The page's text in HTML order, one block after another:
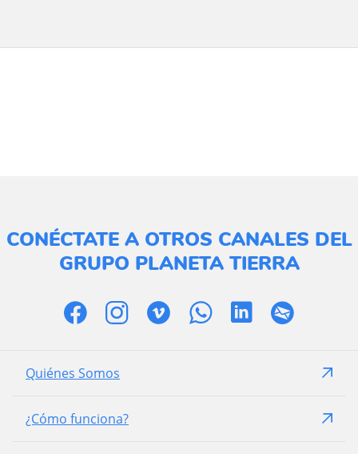
CONÉCTATE A OTROS CANALES DEL
GRUPO PLANETA TIERRA
Quiénes Somos
¿Cómo funciona?